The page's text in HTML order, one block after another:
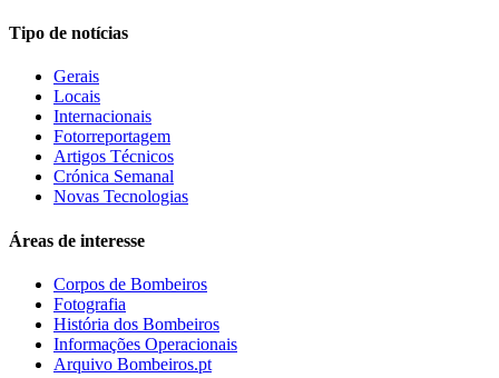
Tipo de notícias
Gerais
Locais
Internacionais
Fotorreportagem
Artigos Técnicos
Crónica Semanal
Novas Tecnologias
Áreas de interesse
Corpos de Bombeiros
Fotografia
História dos Bombeiros
Informações Operacionais
Arquivo Bombeiros.pt